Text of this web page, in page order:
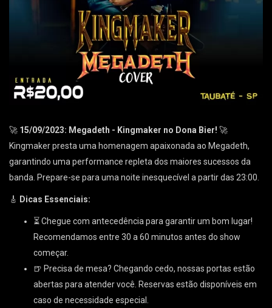
🚀 15/09/2023: Megadeth - Kingmaker no Dona Bier! 🚀
Kingmaker presta uma homenagem apaixonada ao Megadeth,
garantindo uma performance repleta dos maiores sucessos da
banda. Prepare-se para uma noite inesquecível a partir das 23:00.
🎸 Dicas Essenciais:
⏳ Chegue com antecedência para garantir um bom lugar!
Recomendamos entre 30 a 60 minutos antes do show
começar.
🍺 Precisa de mesa? Chegando cedo, nossas portas estão
abertas para atender você. Reservas estão disponíveis em
caso de necessidade especial.